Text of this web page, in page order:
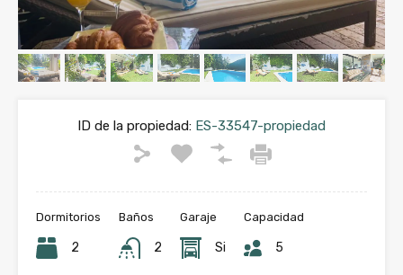
ID de la propiedad: ES-33547-propiedad
Dormitorios
2
Baños
2
Garaje
Si
Capacidad
5